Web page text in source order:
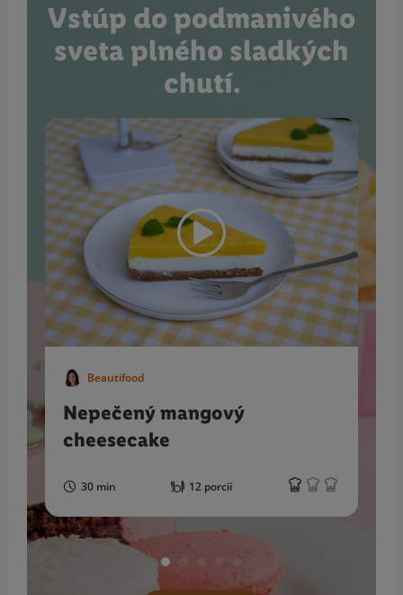
Vstúp do podmanivého
sveta plného sladkých
chutí.
Beautifood
Nepečený mangový
cheesecake
30 min 12 porcií